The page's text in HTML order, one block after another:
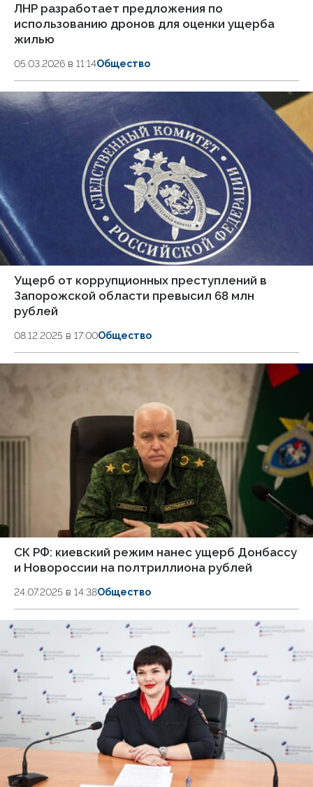
ЛНР разработает предложения по
использованию дронов для оценки ущерба
жилью
05.03.2026 в 11:14Общество
Ущерб от коррупционных преступлений в
Запорожской области превысил 68 млн
рублей
08.12.2025 в 17:00Общество
СК РФ: киевский режим нанес ущерб Донбассу
и Новороссии на полтриллиона рублей
24.07.2025 в 14:38Общество